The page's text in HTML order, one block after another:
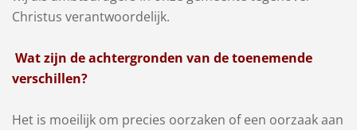
Christus verantwoordelijk.
Wat zijn de achtergronden van de toenemende
verschillen?
Het is moeilijk om precies oorzaken of een oorzaak aan